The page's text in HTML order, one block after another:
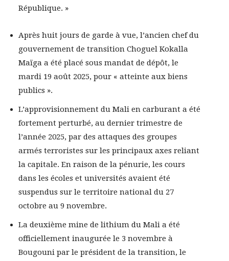
République. »
Après huit jours de garde à vue, l’ancien chef du
gouvernement de transition Choguel Kokalla
Maïga a été placé sous mandat de dépôt, le
mardi 19 août 2025, pour « atteinte aux biens
publics ».
L’approvisionnement du Mali en carburant a été
fortement perturbé, au dernier trimestre de
l’année 2025, par des attaques des groupes
armés terroristes sur les principaux axes reliant
la capitale. En raison de la pénurie, les cours
dans les écoles et universités avaient été
suspendus sur le territoire national du 27
octobre au 9 novembre.
La deuxième mine de lithium du Mali a été
officiellement inaugurée le 3 novembre à
Bougouni par le président de la transition, le